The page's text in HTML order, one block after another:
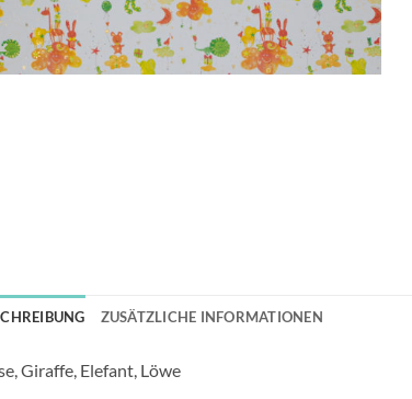
ZUSÄTZLICHE INFORMATIONEN
Giraffe, Elefant, Löwe